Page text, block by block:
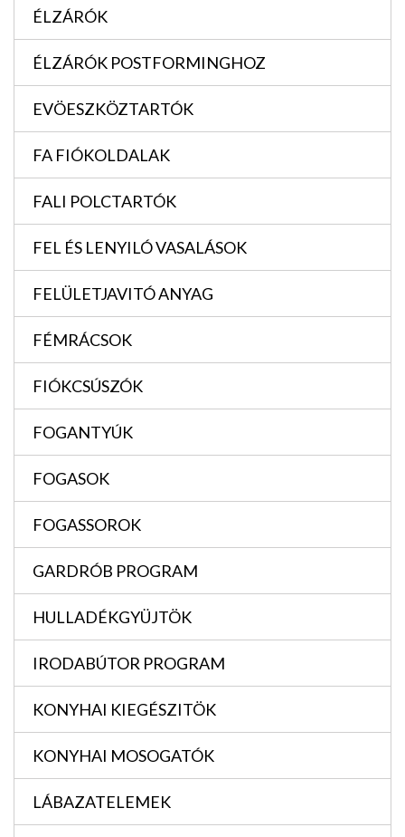
ÉLZÁRÓK
ÉLZÁRÓK POSTFORMINGHOZ
EVÖESZKÖZTARTÓK
FA FIÓKOLDALAK
FALI POLCTARTÓK
FEL ÉS LENYILÓ VASALÁSOK
FELÜLETJAVITÓ ANYAG
FÉMRÁCSOK
FIÓKCSÚSZÓK
FOGANTYÚK
FOGASOK
FOGASSOROK
GARDRÓB PROGRAM
HULLADÉKGYÜJTÖK
IRODABÚTOR PROGRAM
KONYHAI KIEGÉSZITÖK
KONYHAI MOSOGATÓK
LÁBAZATELEMEK